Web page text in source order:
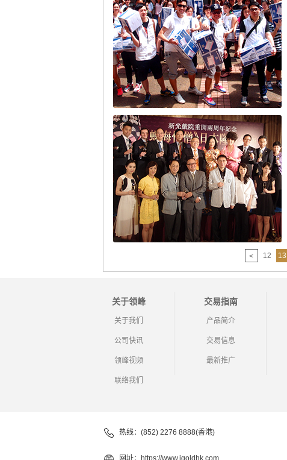
< 12 13
关于领峰
关于我们
公司快讯
领峰视频
联络我们
交易指南
产品简介
交易信息
最新推广
热线：(852) 2276 8888(香港)